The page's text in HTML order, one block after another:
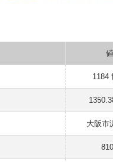
値
1184
大阪市